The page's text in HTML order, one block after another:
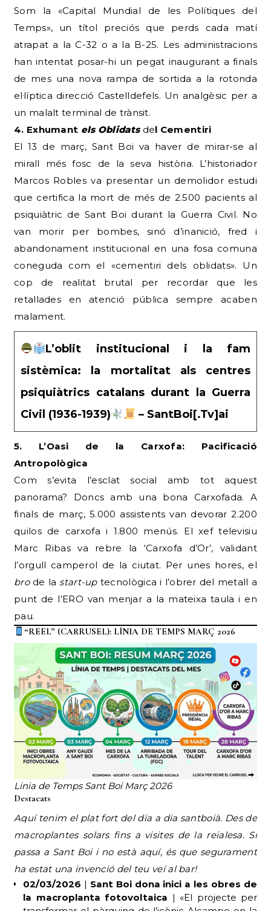
Som la «Capital Mundial de les Polítiques del
Temps», un títol preciós que perds cada matí
atrapat a la C-32 o a la B-25. Les administracions
han intentat posar-hi un pegat inaugurant a finals
de mes una nova rampa de sortida a la rotonda
el·líptica direcció Castelldefels. Un analgèsic per a
un malalt terminal de trànsit.
4. Exhumant els Oblidatsdel Cementiri
El 13 de març, Sant Boi va haver de mirar-se al
mirall més fosc de la seva història. L’historiador
Marcos Robles va presentar un demolidor estudi
que certifica la mort de més de 2.500 pacients al
psiquiàtric de Sant Boi durant la Guerra Civil. No
van morir per bombes, sinó d’inanició, fred i
abandonament institucional en una fosa comuna
coneguda com el «cementiri dels oblidats». Un
cop de realitat brutal per recordar que les
retallades en atenció pública sempre acaben
malament.
L’oblit institucional i la fam
sistèmica: la mortalitat als centres
psiquiàtrics catalans durant la Guerra
Civil (1936-1939)
– SantBoi[.Tv]ai
5. L’Oasi de la Carxofa: Pacificació
Antropològica
Com s’evita l’esclat social amb tot aquest
panorama? Doncs amb una bona Carxofada. A
finals de març, 5.000 assistents van devorar 2.200
quilos de carxofa i 1.800 menús. El xef televisiu
Marc Ribas va rebre la ‘Carxofa d’Or’, validant
l’orgull camperol de la ciutat. Per unes hores, el
brode la start-uptecnològica i l’obrer del metall a
punt de l’ERO van menjar a la mateixa taula i en
pau.
“REEL” (CARRUSEL): LÍNIA DE TEMPS MARÇ 2026
Linia de Temps Sant Boi Març 2026
Destacats
Aquí tenim el plat fort del dia a dia santboià. Des de
macroplantes solars fins a visites de la reialesa. Si
passa a Sant Boi i no està aquí, és que segurament
ha estat una invenció del teu veí al bar!
02/03/2026 | Sant Boi dona inici a les obres de
la macroplanta fotovoltaica | «El projecte per